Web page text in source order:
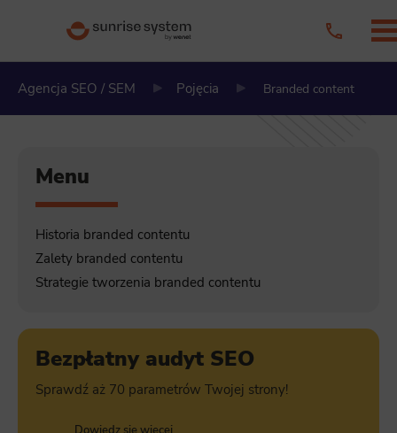
Agencja SEO / SEM Pojęcia Branded content
Menu
Historia branded contentu
Zalety branded contentu
Strategie tworzenia branded contentu
Bezpłatny audyt SEO
Sprawdź aż 70 parametrów Twojej strony!